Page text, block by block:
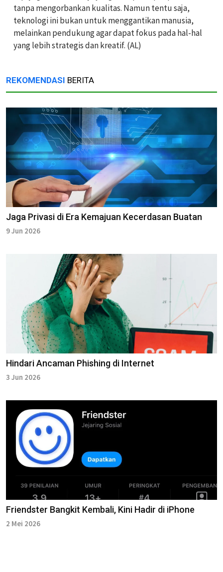
tanpa mengorbankan kualitas. Namun tentu saja,
teknologi ini bukan untuk menggantikan manusia,
melainkan pendukung agar dapat fokus pada hal-hal
yang lebih strategis dan kreatif. (AL)
REKOMENDASI BERITA
Jaga Privasi di Era Kemajuan Kecerdasan Buatan
9 Jun 2026
Hindari Ancaman Phishing di Internet
3 Jun 2026
Friendster Bangkit Kembali, Kini Hadir di iPhone
2 Mei 2026